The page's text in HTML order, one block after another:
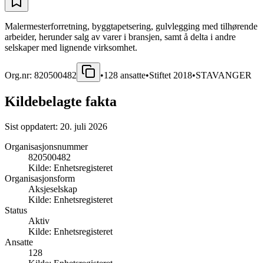
Malermesterforretning, byggtapetsering, gulvlegging med tilhørende
arbeider, herunder salg av varer i bransjen, samt å delta i andre
selskaper med lignende virksomhet.
Org.nr: 820500482 •128 ansatte•Stiftet 2018•STAVANGER
Kildebelagte fakta
Sist oppdatert: 20. juli 2026
Organisasjonsnummer
820500482
Kilde: Enhetsregisteret
Organisasjonsform
Aksjeselskap
Kilde: Enhetsregisteret
Status
Aktiv
Kilde: Enhetsregisteret
Ansatte
128